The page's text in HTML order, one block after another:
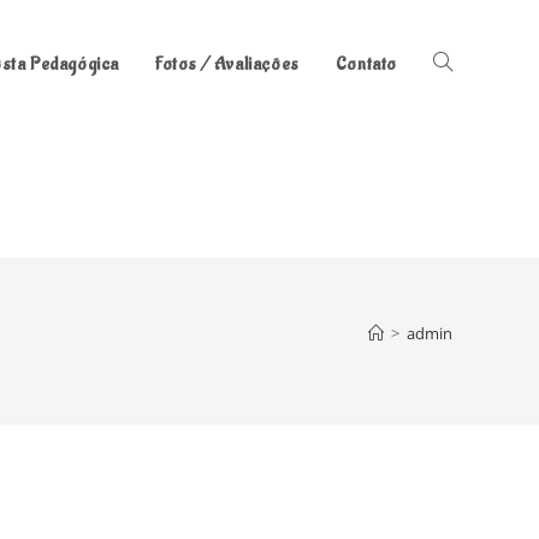
Pedagógica Fotos / Avaliações Contato Alternar
site
> admin